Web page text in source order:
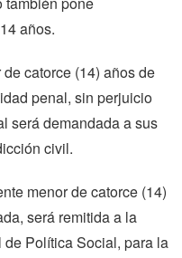
años.
catorce (14) años de
penal, sin perjuicio
será demandada a sus
civil.
menor de catorce (14)
será remitida a la
Política Social, para la